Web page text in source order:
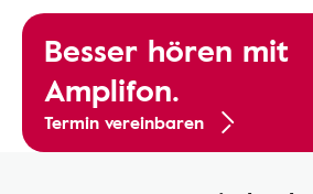
Besser hören mit
Amplifon.
Termin vereinbaren